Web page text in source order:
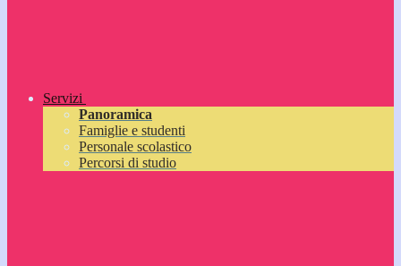
Servizi
Panoramica
Famiglie e studenti
Personale scolastico
Percorsi di studio